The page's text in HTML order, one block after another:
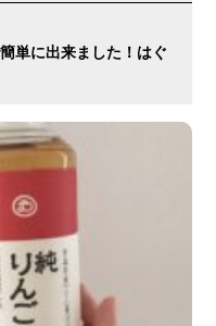
単に出来ました！はぐ